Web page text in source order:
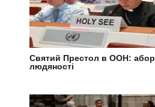
Святий Престол в ООН:
людяності